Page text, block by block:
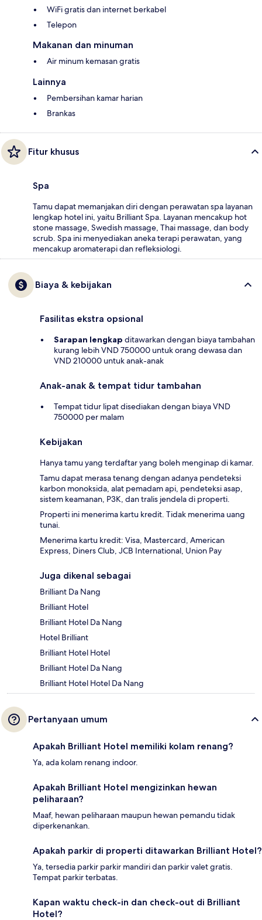
WiFi gratis dan internet berkabel
Telepon
Makanan dan minuman
Air minum kemasan gratis
Lainnya
Pembersihan kamar harian
Brankas
Fitur khusus
Spa
Tamu dapat memanjakan diri dengan perawatan spa layanan
lengkap hotel ini, yaitu Brilliant Spa. Layanan mencakup hot
stone massage, Swedish massage, Thai massage, dan body
scrub. Spa ini menyediakan aneka terapi perawatan, yang
mencakup aromaterapi dan refleksiologi.
Biaya & kebijakan
Fasilitas ekstra opsional
Sarapan lengkap ditawarkan dengan biaya tambahan
kurang lebih VND 750000 untuk orang dewasa dan
VND 210000 untuk anak-anak
Anak-anak & tempat tidur tambahan
Tempat tidur lipat disediakan dengan biaya VND
750000 per malam
Kebijakan
Hanya tamu yang terdaftar yang boleh menginap di kamar.
Tamu dapat merasa tenang dengan adanya pendeteksi
karbon monoksida, alat pemadam api, pendeteksi asap,
sistem keamanan, P3K, dan tralis jendela di properti.
Properti ini menerima kartu kredit. Tidak menerima uang
tunai.
Menerima kartu kredit: Visa, Mastercard, American
Express, Diners Club, JCB International, Union Pay
Juga dikenal sebagai
Brilliant Da Nang
Brilliant Hotel
Brilliant Hotel Da Nang
Hotel Brilliant
Brilliant Hotel Hotel
Brilliant Hotel Da Nang
Brilliant Hotel Hotel Da Nang
Pertanyaan umum
Apakah Brilliant Hotel memiliki kolam renang?
Ya, ada kolam renang indoor.
Apakah Brilliant Hotel mengizinkan hewan
peliharaan?
Maaf, hewan peliharaan maupun hewan pemandu tidak
diperkenankan.
Apakah parkir di properti ditawarkan Brilliant Hotel?
Ya, tersedia parkir parkir mandiri dan parkir valet gratis.
Tempat parkir terbatas.
Kapan waktu check-in dan check-out di Brilliant
Hotel?